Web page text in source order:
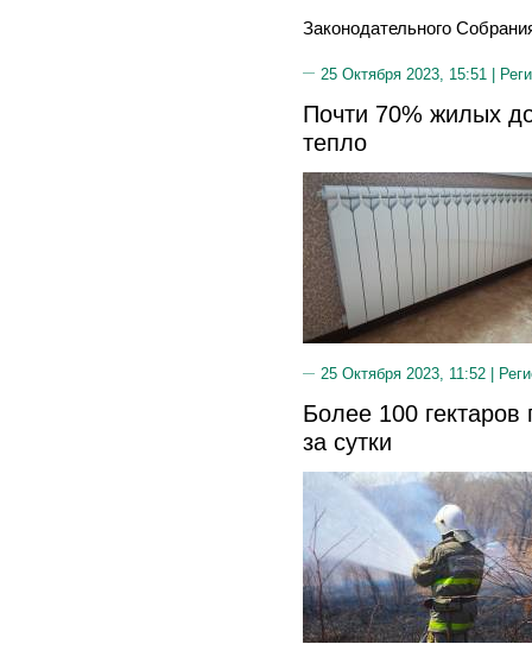
Законодательного
25 Октября 2023, 15:51 |
Почти 70% жилых
тепло
25 Октября 2023, 11:52 |
Более 100
за сутки